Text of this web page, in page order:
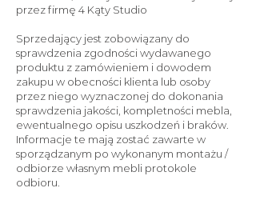
przez firmę 4 Kąty Studio
Sprzedający jest zobowiązany do
sprawdzenia zgodności wydawanego
produktu z zamówieniem i dowodem
zakupu w obecności klienta lub osoby
przez niego wyznaczonej do dokonania
sprawdzenia jakości, kompletności mebla,
ewentualnego opisu uszkodzeń i braków.
Informacje te mają zostać zawarte w
sporządzanym po wykonanym montażu /
odbiorze własnym mebli protokole
odbioru.